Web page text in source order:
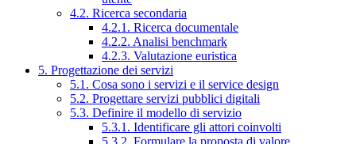
4.2. Ricerca secondaria
4.2.1. Ricerca documentale
4.2.2. Analisi benchmark
4.2.3. Valutazione euristica
5. Progettazione dei servizi
5.1. Cosa sono i servizi e il service design
5.2. Progettare servizi pubblici digitali
5.3. Definire il modello di servizio
5.3.1. Identificare gli attori coinvolti
5.3.2. Formulare la proposta di valore